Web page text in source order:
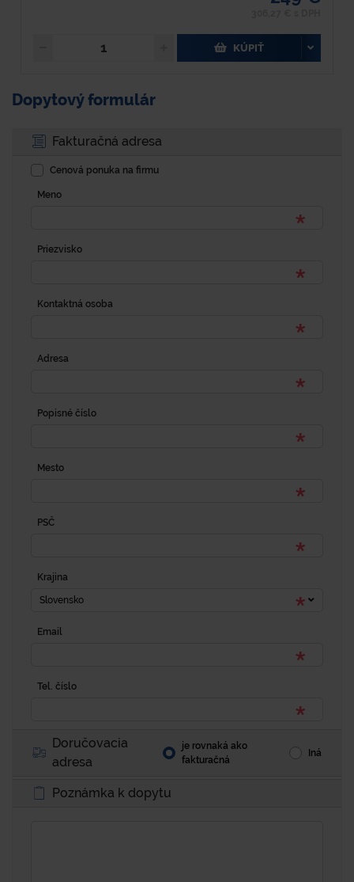
KÚPIŤ
Dopytový formulár
Fakturačná adresa
Cenová ponuka na firmu
Meno
Priezvisko
Kontaktná osoba
Adresa
Popisné číslo
Mesto
PSČ
Krajina
Slovensko
Email
Tel. číslo
Doručovacia
adresa
je rovnaká ako
fakturačná
Iná
Poznámka k dopytu